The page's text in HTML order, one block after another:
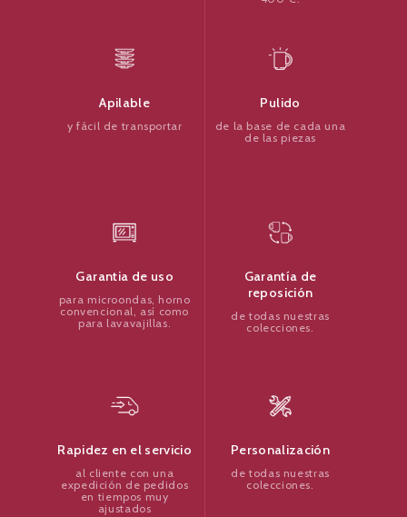
Apilable
y fácil de transportar
Pulido
de la base de cada una
de las piezas
Garantia de uso
para microondas, horno
convencional, así como
para lavavajillas.
Garantía de
reposición
de todas nuestras
colecciones.
Rapidez en el servicio
al cliente con una
expedición de pedidos
en tiempos muy
ajustados
Personalización
de todas nuestras
colecciones.